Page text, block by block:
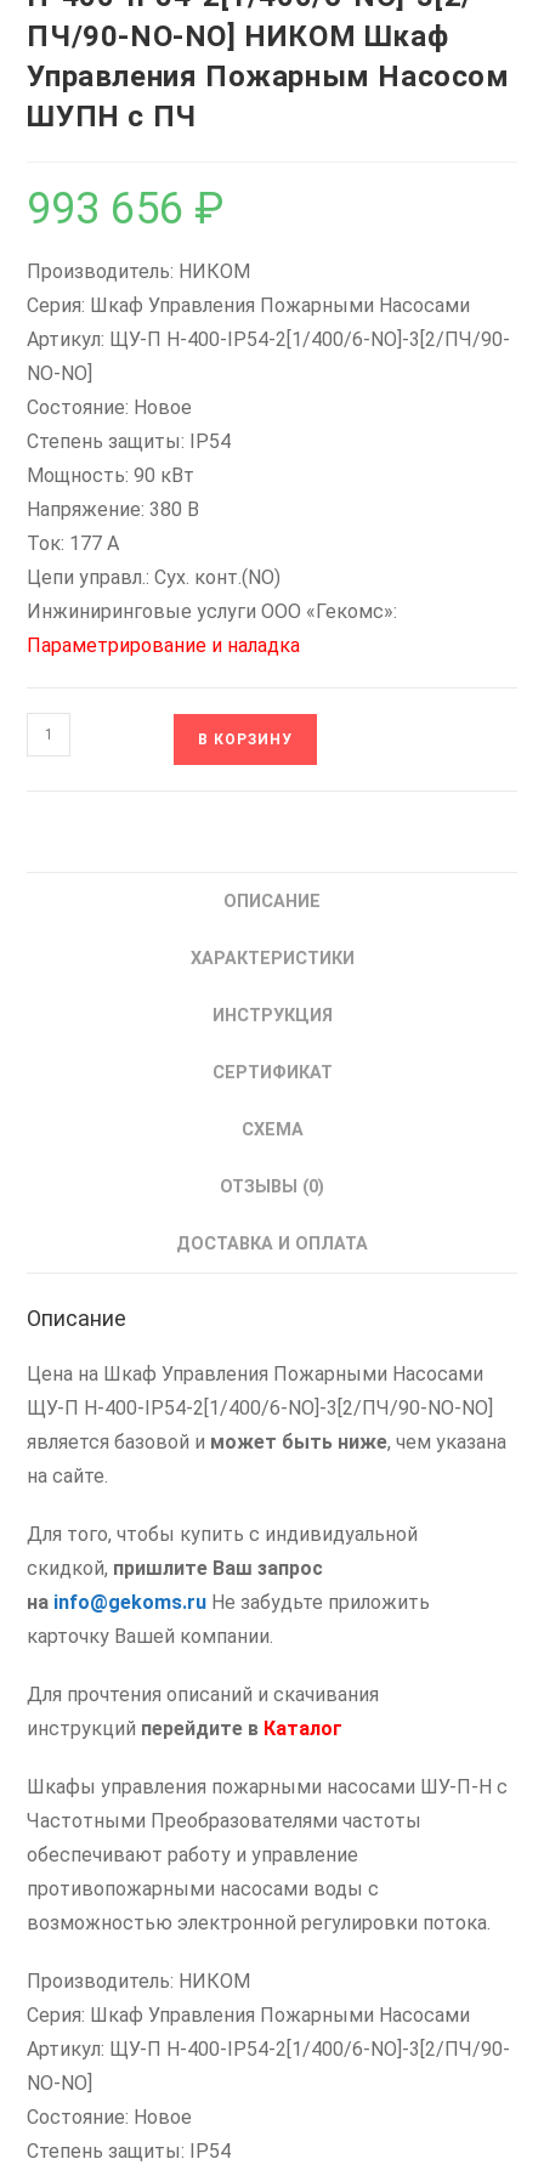
ПЧ/90-NO-NO] НИКОМ Шкаф
Управления Пожарным Насосом
ШУПН с ПЧ
993 656 ₽
Производитель: НИКОМ
Серия: Шкаф Управления Пожарными Насосами
Артикул: ЩУ-П Н-400-IP54-2[1/400/6-NO]-3[2/ПЧ/90-
NO-NO]
Состояние: Новое
Степень защиты: IP54
Мощность: 90 кВт
Напряжение: 380 В
Ток: 177 А
Цепи управл.: Сух. конт.(NO)
Инжиниринговые услуги ООО «Гекомс»:
Параметрирование и наладка
Количество
товара
В КОРЗИНУ
ОПИСАНИЕ
ХАРАКТЕРИСТИКИ
ИНСТРУКЦИЯ
СЕРТИФИКАТ
СХЕМА
ОТЗЫВЫ (0)
ДОСТАВКА И ОПЛАТА
Описание
Цена на Шкаф Управления Пожарными Насосами
ЩУ-П Н-400-IP54-2[1/400/6-NO]-3[2/ПЧ/90-NO-NO]
является базовой и может быть ниже, чем указана
на сайте.
Для того, чтобы купить с индивидуальной
скидкой, пришлите Ваш запрос
на info@gekoms.ru Не забудьте приложить
карточку Вашей компании.
Для прочтения описаний и скачивания
инструкций перейдите в Каталог
Шкафы управления пожарными насосами ШУ-П-Н с
Частотными Преобразователями частоты
обеспечивают работу и управление
противопожарными насосами воды с
возможностью электронной регулировки потока.
Производитель: НИКОМ
Серия: Шкаф Управления Пожарными Насосами
Артикул: ЩУ-П Н-400-IP54-2[1/400/6-NO]-3[2/ПЧ/90-
NO-NO]
Состояние: Новое
Степень защиты: IP54